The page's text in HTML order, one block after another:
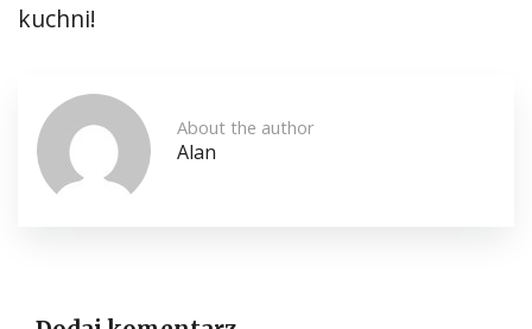
kuchni!
About the author
Alan